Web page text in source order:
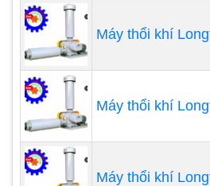
Đại lý cung cấp
nhập khẩu chính
Nhất Tâm Phát là đại lý phân
thổi khí chìm và
100% là nhập khẩu hoàn toàn.
Máy thổi khí
Máy thổi khí
Máy thổi khí